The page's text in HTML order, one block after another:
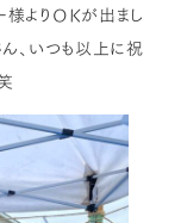
様よりOKが出まし
ん、いつも以上に祝